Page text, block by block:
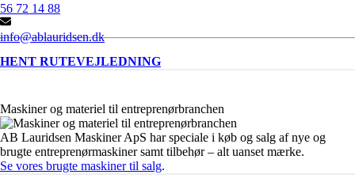
56 72 14 88
info@ablauridsen.dk
HENT RUTEVEJLEDNING
Maskiner og materiel til entreprenørbranchen
AB Lauridsen Maskiner ApS har speciale i køb og salg af nye og
brugte entreprenørmaskiner samt tilbehør – alt uanset mærke.
Se vores brugte maskiner til salg.